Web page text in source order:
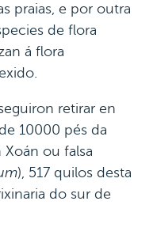
praias, e por outra
de flora
á flora
retirar en
10000 pés da
ou falsa
), 517 quilos desta
do sur de